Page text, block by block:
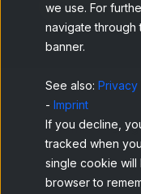
we use. For
navigate through
banner.
See also: Privacy
- Imprint
If you decline,
tracked when
single cookie
browser to
Home